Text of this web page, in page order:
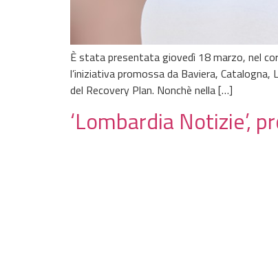
È stata presentata giovedì 18 marzo, nel
l’iniziativa promossa da Baviera,
del Recovery Plan. Nonchè nella […]
‘Lombardia Notizie’,